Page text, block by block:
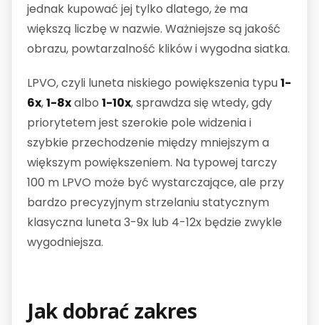
jednak kupować jej tylko dlatego, że ma
większą liczbę w nazwie. Ważniejsze są jakość
obrazu, powtarzalność klików i wygodna siatka.
LPVO, czyli luneta niskiego powiększenia typu1-
6x,1-8xalbo 1-10x, sprawdza się wtedy, gdy
priorytetem jest szerokie pole widzenia i
szybkie przechodzenie między mniejszym a
większym powiększeniem. Na typowej tarczy
100 m LPVO może być wystarczające, ale przy
bardzo precyzyjnym strzelaniu statycznym
klasyczna luneta 3-9x lub 4-12x będzie zwykle
wygodniejsza.
Jak dobrać zakres